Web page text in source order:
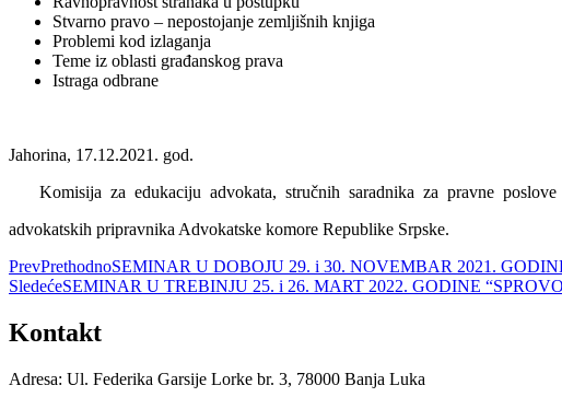
Stvarno pravo – nepostojanje zemljišnih knjiga
Problemi kod izlaganja
Teme iz oblasti građanskog prava
Istraga odbrane
Jahorina, 17.12.2021. god.
Komisija za edukaciju advokata, stručnih saradnika za pravne
advokatskih pripravnika Advokatske komore Republike Srpske.
PrevPrethodnoSEMINAR U DOBOJU 29. i 30. NOVEMBAR 2021.
SledećeSEMINAR U TREBINJU 25. i 26. MART 2022. GODINE
Kontakt
Adresa: Ul. Federika Garsije Lorke br. 3, 78000 Banja Luka